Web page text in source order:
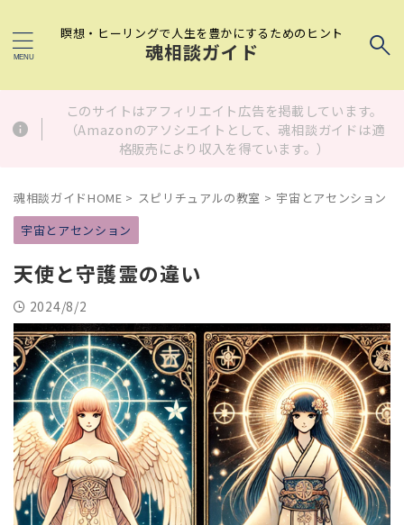
瞑想・ヒーリングで人生を豊かにするためのヒント
魂相談ガイド
このサイトはアフィリエイト広告を掲載しています。
（Amazonのアソシエイトとして、魂相談ガイドは適
格販売により収入を得ています。）
魂相談ガイドHOME > スピリチュアルの教室 > 宇宙とアセンション
宇宙とアセンション
天使と守護霊の違い
2024/8/2